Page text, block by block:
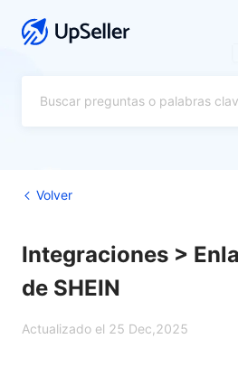
Volver
Integraciones >
de SHEIN
Actualizado el 25 Dec,2025